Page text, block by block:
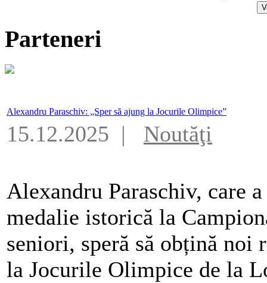
Parteneri
Alexandru Paraschiv: „Sper să ajung la Jocurile Olimpice”
15.12.2025 | Noutăţi
Alexandru Paraschiv, care
medalie istorică la
seniori, speră să obțină noi
la Jocurile Olimpice de la